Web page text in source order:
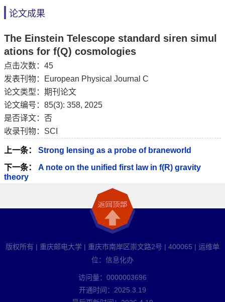
论文成果
The Einstein Telescope standard siren simul
ations for f(Q) cosmologies
点击次数： 45
发表刊物：European Physical Journal C
论文类型：期刊论文
论文编号：85(3): 358, 2025
是否译文：否
收录刊物：SCI
上一条：
Strong lensing as a probe of braneworld
下一条：
A note on the unified first law in f(R) gravity
theory
版权所有 | 重庆邮电大学 | 重庆市南岸区崇文路2号 | 400065 | 运维单
位：信息化办
访问量： 0000003696
开通时间： 2025 3 19